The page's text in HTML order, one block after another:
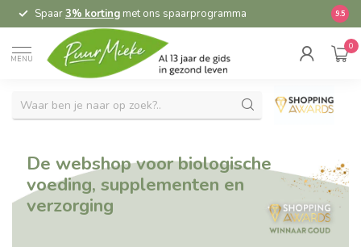
Spaar3% korting met ons spaarprogramma 9.5
MENU
0
De webshop voor biologische
voeding, supplementen en
verzorging